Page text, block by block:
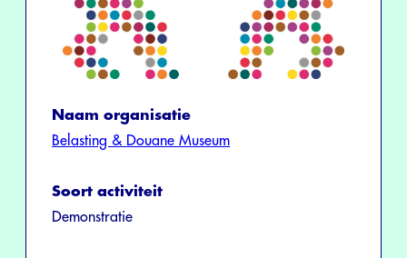
Naam organisatie
Belasting & Douane Museum
Soort activiteit
Demonstratie